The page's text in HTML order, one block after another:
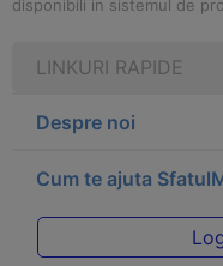
disponibili in sistemul de
LINKURI RAPIDE
Despre noi
Cum te ajuta